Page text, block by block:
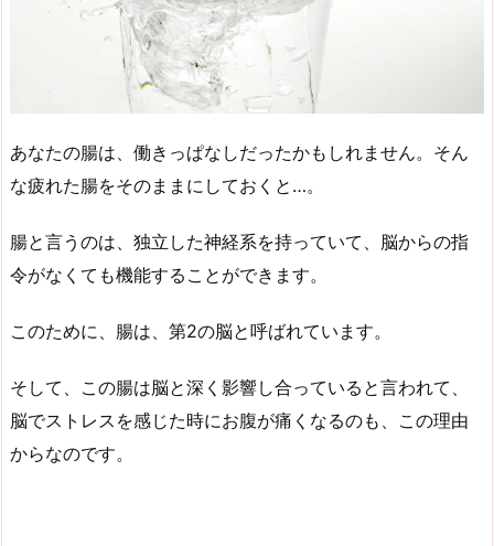
あなたの腸は、働きっぱなしだったかもしれません。そん
な疲れた腸をそのままにしておくと…。
腸と言うのは、独立した神経系を持っていて、脳からの指
令がなくても機能することができます。
このために、腸は、第2の脳と呼ばれています。
そして、この腸は脳と深く影響し合っていると言われて、
脳でストレスを感じた時にお腹が痛くなるのも、この理由
からなのです。